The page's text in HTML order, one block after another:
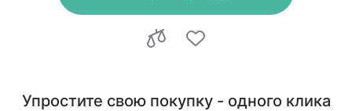
Упростите свою покупку - одного клика